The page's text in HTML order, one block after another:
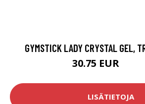
GYMSTICK LADY CRYSTAL GEL,
30.75 EUR
LISÄTIETOJA